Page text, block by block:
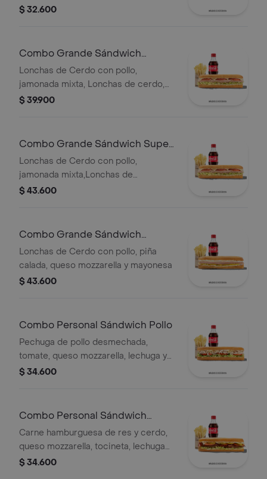
$ 32.600
Combo Grande Sándwich
Especial
Lonchas de Cerdo con pollo,
jamonada mixta, Lonchas de cerdo,
cordero y res, queso mozzarella,
$ 39.900
Combo Grande Sándwich Super
Especial
Lonchas de Cerdo con pollo,
jamonada mixta,Lonchas de
cerdo,cordero y res,
Qbano
$ 43.600
Combo Grande Sándwich
Hawaiano
Lonchas de Cerdo con pollo, piña
calada, queso mozzarella y mayonesa
$ 43.600
Combo Personal Sándwich Pollo
Pechuga de pollo desmechada,
tomate, queso mozzarella, lechuga y
mayonesa, papas a la francesa y
$ 34.600
Combo Personal Sándwich
Burguer
Carne hamburguesa de res y cerdo,
queso mozzarella, tocineta, lechuga
Batavia, tomate, pepinillos, salsa BBQ
$ 34.600